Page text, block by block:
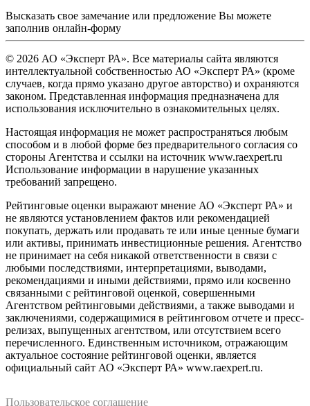
Высказать свое замечание или предложение Вы можете
заполнив онлайн-форму
© 2026 АО «Эксперт РА». Все материалы сайта являются
интеллектуальной собственностью АО «Эксперт РА» (кроме
случаев, когда прямо указано другое авторство) и охраняются
законом. Представленная информация предназначена для
использования исключительно в ознакомительных целях.
Настоящая информация не может распространяться любым
способом и в любой форме без предварительного согласия со
стороны Агентства и ссылки на источник www.raexpert.ru
Использование информации в нарушение указанных
требований запрещено.
Рейтинговые оценки выражают мнение АО «Эксперт РА» и
не являются установлением фактов или рекомендацией
покупать, держать или продавать те или иные ценные бумаги
или активы, принимать инвестиционные решения. Агентство
не принимает на себя никакой ответственности в связи с
любыми последствиями, интерпретациями, выводами,
рекомендациями и иными действиями, прямо или косвенно
связанными с рейтинговой оценкой, совершенными
Агентством рейтинговыми действиями, а также выводами и
заключениями, содержащимися в рейтинговом отчете и пресс-
релизах, выпущенных агентством, или отсутствием всего
перечисленного. Единственным источником, отражающим
актуальное состояние рейтинговой оценки, является
официальный сайт АО «Эксперт РА» www.raexpert.ru.
Пользовательское соглашение